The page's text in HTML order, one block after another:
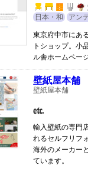
日本・和 アン
東京府中市にあ
トショップ。小
ル舎ホームペー
壁紙屋本舗
壁紙屋本舗
輸入壁紙の専門
れるセルフリフ
海外のメーカー
ています。